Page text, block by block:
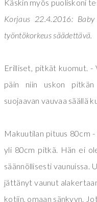
Käskin myös puoliskoni
Korjaus 22.4.2016:
työntökorkeus säädettävä.
Erilliset, pitkät kuomut. -
päin niin uskon pitkän
suojaavan vauvaa säällä
Makuutilan pituus 80cm
yli 80cm pitkä. Hän ei
säännöllisesti vaunuissa.
jättänyt vaunut
kotiin, omaan sänkyyn.